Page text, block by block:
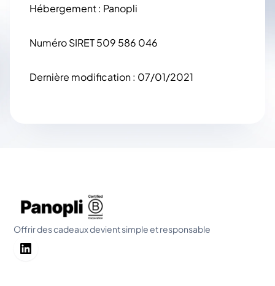
Hébergement : Panopli
Numéro SIRET 509 586 046
Dernière modification : 07/01/2021
Offrir des cadeaux devient simple et responsable